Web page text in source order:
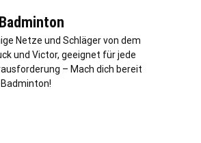
Netze und Schläger von dem
und Victor, geeignet für jede
– Mach dich bereit